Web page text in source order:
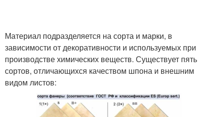
Материал подразделяется на сорта и марки, в
зависимости от декоративности и используемых при
производстве химических веществ. Существует пять
сортов, отличающихся качеством шпона и внешним
видом листов: